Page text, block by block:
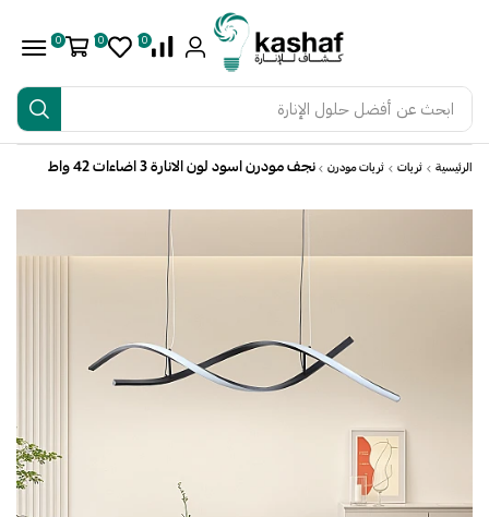
ابحث عن أفضل حلول الإنارة
0
0
0
الرئيسية ثريات ثريات مودرن نجف مودرن اسود لون الانارة 3 اضاءات 42 واط